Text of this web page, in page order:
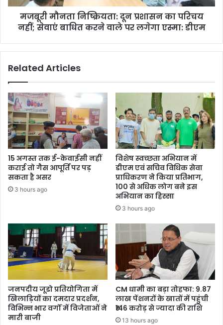
सेवाएं
बाधित
करने
एस्मा:
मजबूरी मौनता निष्क्रियता: दून प्रशासन का परिचय
नहीं; सेवाएं बाधित करने वाले पर लगेगा एस्मा: डीएम
Related Articles
15 अगस्त तक ई-केवाईसी नहीं
कराई तो गैस आपूर्ति पर पड़
सकता है असर
3 hours ago
विशेष स्वच्छता अभियान में
डीएम एवं सचिव विधिक सेवा
प्राधिकरण ने किया प्रतिभाग,
100 से अधिक लोग बने इस
अभियान का हिस्सा
3 hours ago
जनपदीय जूडो प्रतियोगिता में
खिलाड़ियों का दमदार प्रदर्शन,
विभिन्न भार वर्गों में विजेताओं ने
मारी बाजी
CM धामी का बड़ा तोहफा: 9.87
लाख पेंशनरों के खातों में पहुंची
₹146 करोड़ से ज्यादा की राशि
13 hours ago